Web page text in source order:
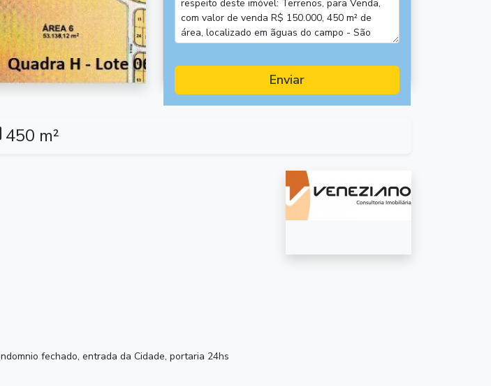
Enviar
450 m²
fechado, entrada da Cidade, portaria 24hs